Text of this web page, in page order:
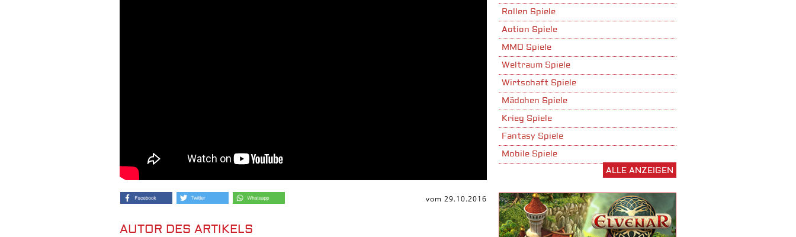
vom 29.10.2016
AUTOR DES ARTIKELS
Rollen Spiele
Action Spiele
MMO Spiele
Weltraum Spiele
Wirtschaft Spiele
Mädchen Spiele
Krieg Spiele
Fantasy Spiele
Mobile Spiele
Download Spiele
3D Spiele
ALLE ANZEIGEN